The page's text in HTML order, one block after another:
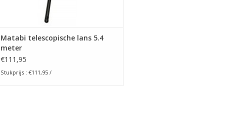
Matabi telescopische lans 5.4
meter
€111,95
Stukprijs : €111,95 /